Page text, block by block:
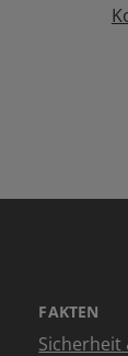
FAKTEN
Sicherheit